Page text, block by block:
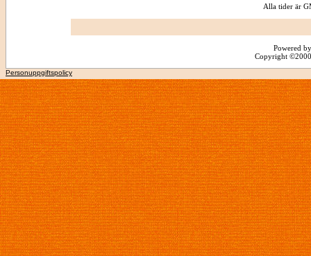
Alla tider är
Powered
Copyright
Personuppgiftspolicy